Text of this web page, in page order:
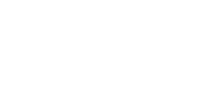
验槽的海水实现内循环，保持试验